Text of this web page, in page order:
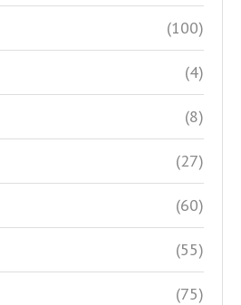
(100)
(4)
(8)
(27)
(60)
(55)
(75)